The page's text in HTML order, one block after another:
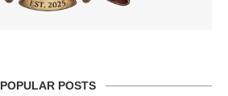
POPULAR POSTS